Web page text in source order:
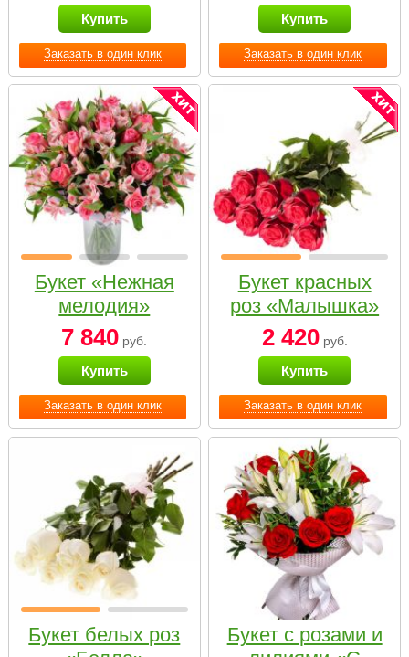
Заказать в один клик
Купить
Заказать в один клик
Купить
Заказать в один клик
Букет «Нежная
мелодия»
7 840 руб.
Купить
Заказать в один клик
Букет красных
роз «Малышка»
2 420руб.
Купить
Букет белых роз
Букет с розами и